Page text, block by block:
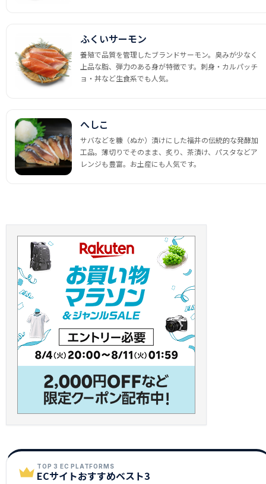
ふくいサーモン
養殖で品質を管理したブランドサーモン。臭みが少なく
上品な脂、弾力のある身が特徴です。刺身・カルパッチ
ョ・丼など生食系でも人気。
へしこ
サバなどを糠（ぬか）漬けにした福井の伝統的な発酵加
工品。薄切りでそのまま、炙り、茶漬け、パスタなどア
レンジも豊富。お土産にも人気です。
TOP 3 EC PLATFORMS
ECサイトおすすめベスト3